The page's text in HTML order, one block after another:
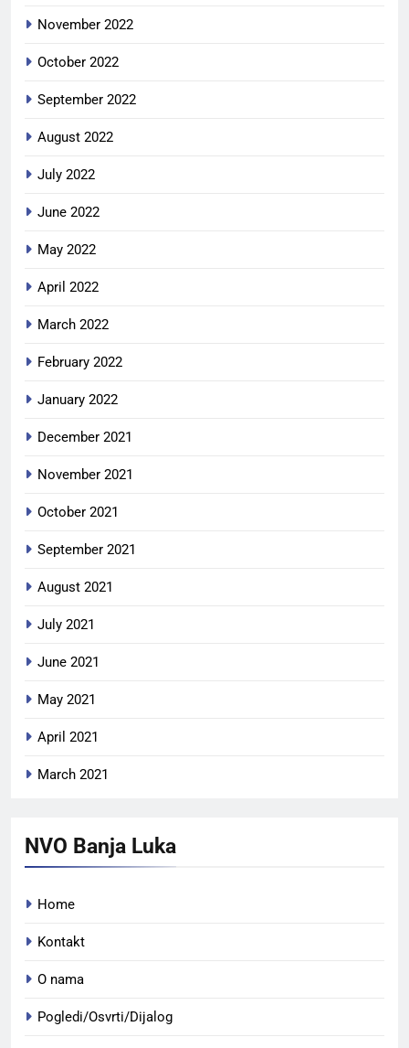
November 2022
October 2022
September 2022
August 2022
July 2022
June 2022
May 2022
April 2022
March 2022
February 2022
January 2022
December 2021
November 2021
October 2021
September 2021
August 2021
July 2021
June 2021
May 2021
April 2021
March 2021
NVO Banja Luka
Home
Kontakt
O nama
Pogledi/Osvrti/Dijalog